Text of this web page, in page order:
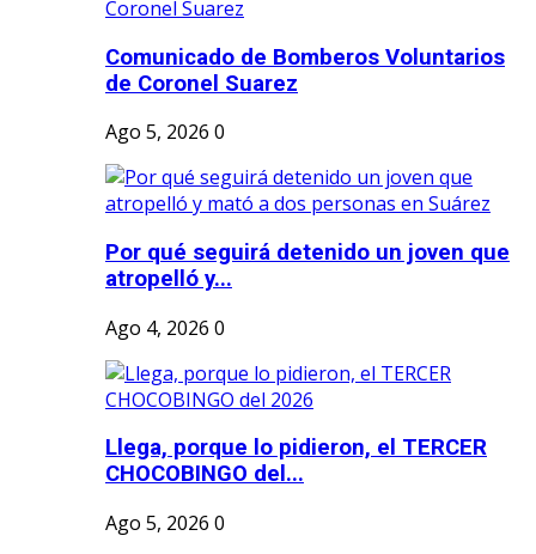
Comunicado de Bomberos Voluntarios
de Coronel Suarez
Ago 5, 2026 0
Por qué seguirá detenido un joven que
atropelló y...
Ago 4, 2026 0
Llega, porque lo pidieron, el TERCER
CHOCOBINGO del...
Ago 5, 2026 0